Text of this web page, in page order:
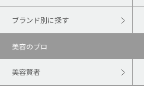
ブランド別に探す
美容のプロ
美容賢者